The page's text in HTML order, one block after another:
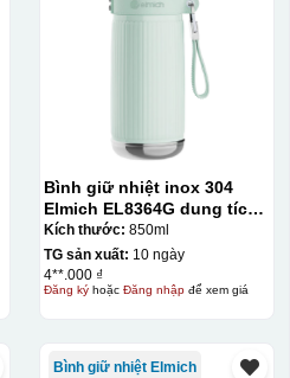
Bình giữ nhiệt inox 304
Elmich EL8364G dung tích
850ml
Kích thước: 850ml
TG sản xuất: 10 ngày
4**.000 ₫
Đăng kýhoặc Đăng nhậpđể xem giá
Bình giữ nhiệt Elmich